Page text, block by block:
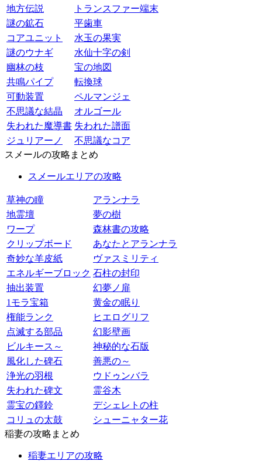
地方伝説
トランスファー端末
謎の鉱石
平歯車
コアユニット
水玉の果実
謎のウナギ
水仙十字の剣
幽林の枝
宝の地図
共鳴パイプ
転換球
可動装置
ペルマンジェ
不思議な結晶
オルゴール
失われた魔導書 失われた譜面
ジュリアーノ
不思議なコア
スメールの攻略まとめ
スメールエリアの攻略
草神の瞳
アランナラ
地霊壇
夢の樹
ワープ
森林書の攻略
クリップボード
あなたとアランナラ
奇妙な羊皮紙
ヴァスミリティ
エネルギーブロック 石柱の封印
抽出装置
幻夢ノ扉
1モラ宝箱
黄金の眠り
権能ランク
ヒエログリフ
点滅する部品
幻影壁画
ビルキース～
神秘的な石版
風化した碑石
善悪の～
浄光の羽根
ウドゥンバラ
失われた碑文
霊谷木
霊宝の鐸鈴
デシェレトの柱
コリュの太鼓
シューニャター花
稲妻の攻略まとめ
稲妻エリアの攻略